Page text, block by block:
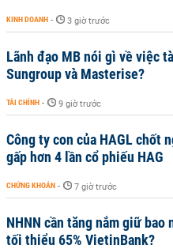
KINH DOANH - 3 giờ trước
Lãnh đạo MB nói gì về việc
Sungroup và Masterise?
TÀI CHÍNH - 9 giờ trước
Công ty con của HAGL chốt
gấp hơn 4 lần cổ phiếu HAG
CHỨNG KHOÁN - 7 giờ trước
NHNN cần tăng nắm giữ
tối thiểu 65% VietinBank?